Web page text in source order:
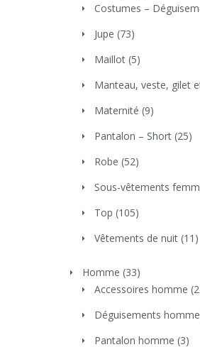
Costumes –
Jupe (73)
Maillot (5)
Manteau, veste, gilet
Maternité (9)
Pantalon – Short (25)
Robe (52)
Sous-vêtements
Top (105)
Vêtements de nuit (11)
Homme (33)
Accessoires homme
Déguisements homme
Pantalon homme (3)